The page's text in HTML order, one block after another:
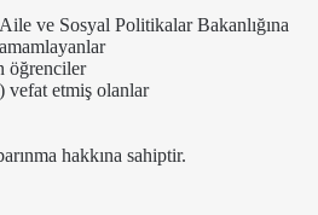
ve Sosyal Politikalar Bakanlığına
öğrenciler
vefat etmiş olanlar
hakkına sahiptir.